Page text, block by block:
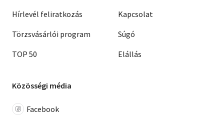
Hírlevél feliratkozás
Törzsvásárlói program
TOP 50
Kapcsolat
Súgó
Elállás
Közösségi média
Facebook